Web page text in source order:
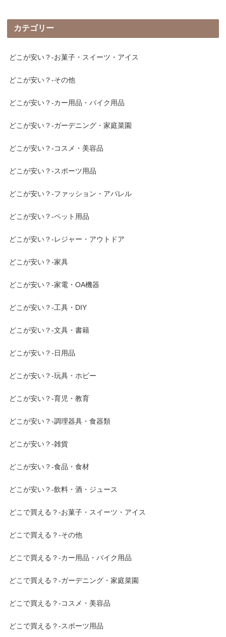
カテゴリー
どこが安い？-お菓子・スイーツ・アイス
どこが安い？-その他
どこが安い？-カー用品・バイク用品
どこが安い？-ガーデニング・家庭菜園
どこが安い？-コスメ・美容品
どこが安い？-スポーツ用品
どこが安い？-ファッション・アパレル
どこが安い？-ペット用品
どこが安い？-レジャー・アウトドア
どこが安い？-家具
どこが安い？-家電・OA機器
どこが安い？-工具・DIY
どこが安い？-文具・書籍
どこが安い？-日用品
どこが安い？-玩具・ホビー
どこが安い？-育児・教育
どこが安い？-調理器具・食器類
どこが安い？-雑貨
どこが安い？-食品・食材
どこが安い？-飲料・酒・ジュース
どこで買える？-お菓子・スイーツ・アイス
どこで買える？-その他
どこで買える？-カー用品・バイク用品
どこで買える？-ガーデニング・家庭菜園
どこで買える？-コスメ・美容品
どこで買える？-スポーツ用品